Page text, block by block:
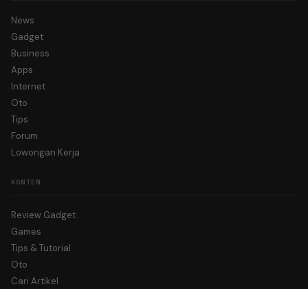
News
Gadget
Business
Apps
Internet
Oto
Tips
Forum
Lowongan Kerja
KONTEN
Review Gadget
Games
Tips & Tutorial
Oto
Cari Artikel